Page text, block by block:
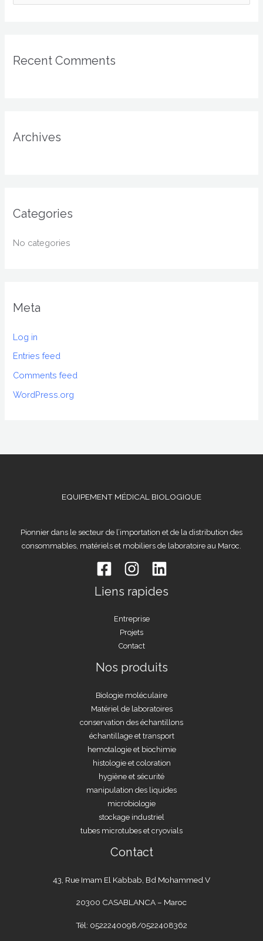
c
Recent Comments
Archives
Categories
No categories
Meta
Log in
Entries feed
Comments feed
WordPress.org
EQUIPEMENT MÉDICAL BIOLOGIQUE
Pionnier dans le secteur de l’importation et de la distribution des
consommables, matériels et mobiliers de laboratoire au Maroc.
Liens rapides
Entreprise
Projets
Contact
Nos produits
Biologie moléculaire
Matériel de laboratoires
conservation des échantillons
échantillage et transport
hemotalogie et biochimie
histologie et coloration
hygiène et sécurité
manipulation des liquides
microbiologie
stockage industriel
tubes microtubes et cryovials
Contact
43, Rue Imam El Kabbab, Bd Mohammed V
20300 CASABLANCA – Maroc
Tél: 0522240098/0522408362